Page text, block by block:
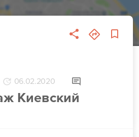
06.02.2020
Киевский